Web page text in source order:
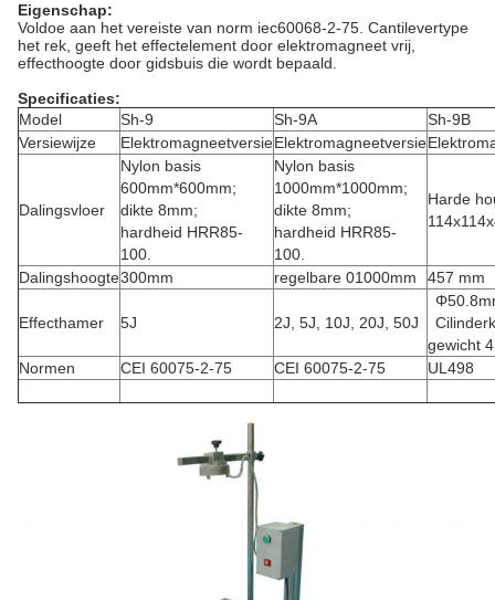
Eigenschap:
Voldoe aan het vereiste van norm iec60068-2-75. Cantilevertype
het rek, geeft het effectelement door elektromagneet vrij,
effecthoogte door gidsbuis die wordt bepaald.
Specificaties:
Model
Sh-9 Sh-9A
Sh-9B
Versiewijze
ElektromagneetversieElektromagneetversie
Dalingsvloer
Nylon basis
600mm*600mm;
dikte 8mm;
hardheid HRR85-
100.
Nylon basis
1000mm*1000mm;
dikte 8mm;
hardheid HRR85-
100.
Harde
Dalingshoogte300mm regelbare 01000mm 457 mm
Effecthamer 5J 2J, 5J, 10J, 20J, 50J
gewicht
Normen
CEI 60075-2-75 CEI 60075-2-75 UL498